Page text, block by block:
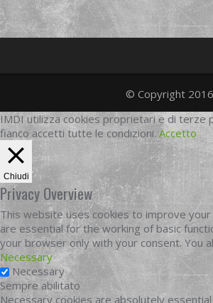
© Copyright
IMDI utilizza cookies proprietari e di terze
fianco accetti tutte le condizioni. Accetto
Chiudi
Privacy Overview
This website uses cookies to improve
are essential for the working of basic
your browser only with your consent. You
Necessary
Necessary
Sempre abilitato
Necessary cookies are absolutely